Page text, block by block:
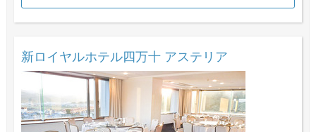
新ロイヤルホテル四万十 アステリア